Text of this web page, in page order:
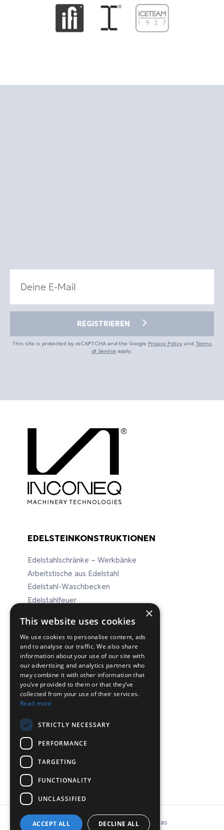
REGISTRIEREN
This site is protected by reCAPTCHA and the Google Privacy Policy and Terms
of Service apply.
EDELSTEINKONSTRUKTIONEN
Edelstahlschränke – Werkbänke
Arbeitstische aus Edelstahl
Edelstahl-Waschbecken
Edelstahlfeuer
ΕΠΙΚΟΙΝΩΝΙΑ
Chr. Lada 44, 12132, Peristeri, Athen
T: 210-5746040, 210-5758849
© Copyright 2026 INCONEQ Hellas
×
This website uses cookies
We use cookies to personalise content, ads
and to analyse our traffic. We also share
information about your use of our site with
our advertising and analytics partners who
may combine it with other information that
you’ve provided to them or that they’ve
collected from your use of their services.
Read more
STRICTLY NECESSARY
PERFORMANCE
TARGETING
FUNCTIONALITY
UNCLASSIFIED
ACCEPT ALL DECLINE ALL